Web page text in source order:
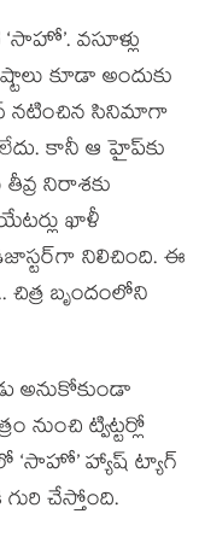
వసూళ్లు
కూడా అందుకు
నటించిన సినిమాగా
కానీ ఆ హైప్‌కు
నిరాశకు
ఖాళీ
నిలిచింది. ఈ
బృందంలోని
అనుకోకుండా
నుంచి ట్విట్టర్లో
‘సాహో’ హ్యాష్ ట్యాగ్
చేస్తోంది.